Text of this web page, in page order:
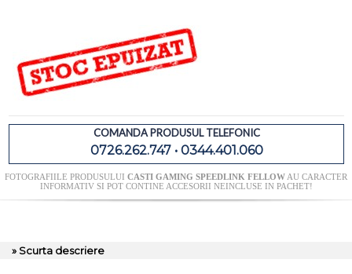
COMANDA PRODUSUL TELEFONIC
0726.262.747 • 0344.401.060
FOTOGRAFIILE PRODUSULUI CASTI GAMING SPEEDLINK FELLOWAU CARACTER
INFORMATIV SI POT CONTINE ACCESORII NEINCLUSE IN PACHET!
» Scurta descriere